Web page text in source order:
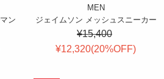
ン
MEN
ジェイムソン メッシュスニーカー
¥15,400
¥12,320(20%OFF)